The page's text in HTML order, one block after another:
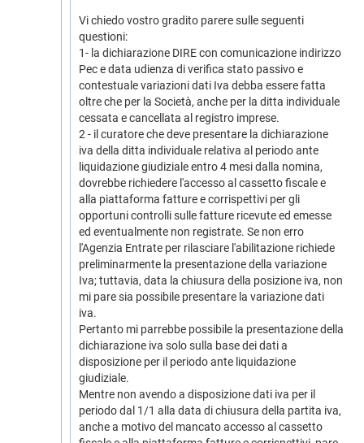
Vi chiedo vostro gradito parere sulle seguenti
questioni:
1- la dichiarazione DIRE con comunicazione indirizzo
Pec e data udienza di verifica stato passivo e
contestuale variazioni dati Iva debba essere fatta
oltre che per la Società, anche per la ditta individuale
cessata e cancellata al registro imprese.
2 - il curatore che deve presentare la dichiarazione
iva della ditta individuale relativa al periodo ante
liquidazione giudiziale entro 4 mesi dalla nomina,
dovrebbe richiedere l'accesso al cassetto fiscale e
alla piattaforma fatture e corrispettivi per gli
opportuni controlli sulle fatture ricevute ed emesse
ed eventualmente non registrate. Se non erro
l'Agenzia Entrate per rilasciare l'abilitazione richiede
preliminarmente la presentazione della variazione
Iva; tuttavia, data la chiusura della posizione iva, non
mi pare sia possibile presentare la variazione dati
iva.
Pertanto mi parrebbe possibile la presentazione della
dichiarazione iva solo sulla base dei dati a
disposizione per il periodo ante liquidazione
giudiziale.
Mentre non avendo a disposizione dati iva per il
periodo dal 1/1 alla data di chiusura della partita iva,
anche a motivo del mancato accesso al cassetto